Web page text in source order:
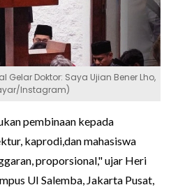
Gelar Doktor: Saya Ujian Bener Lho,
Instagram)
pembinaan kepada
kaprodi,dan mahasiswa
proporsional," ujar Heri
UI Salemba, Jakarta Pusat,